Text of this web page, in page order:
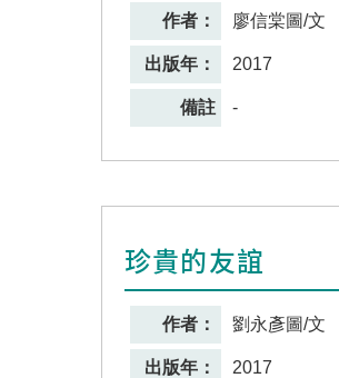
作者： 廖信棠圖/文
出版年： 2017
備註 -
珍貴的友誼
作者： 劉永彥圖/文
出版年： 2017